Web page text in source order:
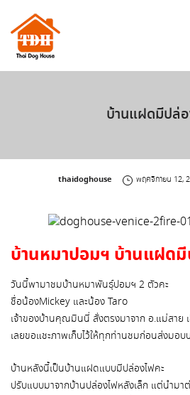
บ้านแฝดมีปล่
by
thaidoghouse พฤศจิกายน 12,
บ้านหมาปอมฯ บ้านแฝด
วันนี้พามาชมบ้านหมาพันธุ์ปอมฯ 2 ตัวคะ
ชื่อน้องMickey และน้อง Taro
เจ้าของบ้านคุณมินนี่ สั่งตรงมาจาก อ.แม่สาย
เลยขอแชะภาพเก็บไว้ให้ทุกท่านชมก่อนส่งมอบ
บ้านหลังนี้เป็นบ้านแฝดแบบมีปล่องไฟคะ
ปรับแบบมาจากบ้านปล่องไฟหลังเล็ก แต่นำมา